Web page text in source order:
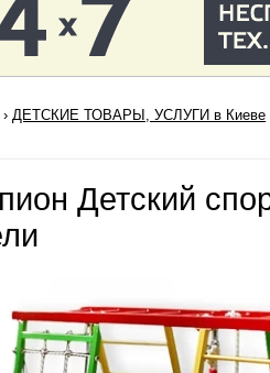
›ДЕТСКИЕ ТОВАРЫ, УСЛУГИ в Киеве
Детский